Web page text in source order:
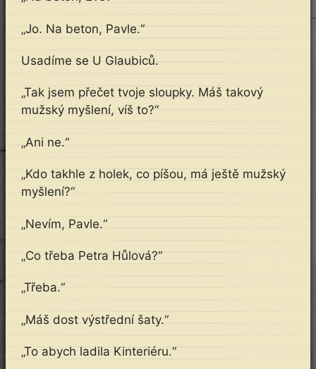
„Jo. Na beton, Pavle.“
Usadíme se U Glaubiců.
„Tak jsem přečet tvoje sloupky. Máš takový
mužský myšlení, víš to?“
„Ani ne.“
„Kdo takhle z holek, co píšou, má ještě mužský
myšlení?“
„Nevím, Pavle.“
„Co třeba Petra Hůlová?“
„Třeba.“
„Máš dost výstřední šaty.“
„To abych ladila Kinteriéru.“